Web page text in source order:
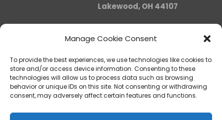
Manage Cookie Consent
To provide the best experiences, we use technologies like cookies to
store and/or access device information. Consenting to these
technologies will allow us to process data such as browsing
behavior or unique IDs on this site. Not consenting or withdrawing
consent, may adversely affect certain features and functions.
Lakewood, OH 44107
info@noica.org
Northern Ohio Intercultural